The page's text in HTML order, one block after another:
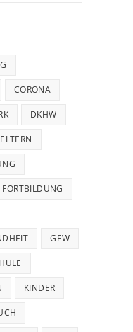
CORONA
DKHW
ELTERN
FORTBILDUNG
GEW
KINDER